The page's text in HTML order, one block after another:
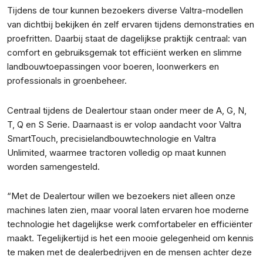
Tijdens de tour kunnen bezoekers diverse Valtra-modellen
van dichtbij bekijken én zelf ervaren tijdens demonstraties en
proefritten. Daarbij staat de dagelijkse praktijk centraal: van
comfort en gebruiksgemak tot efficiënt werken en slimme
landbouwtoepassingen voor boeren, loonwerkers en
professionals in groenbeheer.
Centraal tijdens de Dealertour staan onder meer de A, G, N,
T, Q en S Serie. Daarnaast is er volop aandacht voor Valtra
SmartTouch, precisielandbouwtechnologie en Valtra
Unlimited, waarmee tractoren volledig op maat kunnen
worden samengesteld.
“Met de Dealertour willen we bezoekers niet alleen onze
machines laten zien, maar vooral laten ervaren hoe moderne
technologie het dagelijkse werk comfortabeler en efficiënter
maakt. Tegelijkertijd is het een mooie gelegenheid om kennis
te maken met de dealerbedrijven en de mensen achter deze